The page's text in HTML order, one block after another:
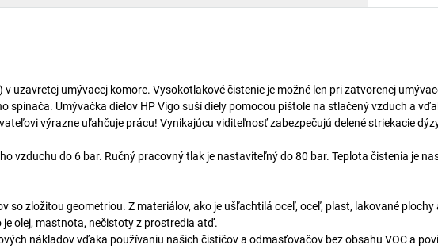
uzavretej umývacej komore. Vysokotlakové čistenie je možné len pri zatvorenej
spínača. Umývačka dielov HP Vigo suší diely pomocou pištole na stlačený vzduch a
výrazne uľahčuje prácu! Vynikajúcu viditeľnosť zabezpečujú delené striekacie
vzduchu do 6 bar. Ručný pracovný tlak je nastaviteľný do 80 bar. Teplota čistenia je
so zložitou geometriou. Z materiálov, ako je ušľachtilá oceľ, oceľ, plast, lakované plochy
olej, mastnota, nečistoty z prostredia atď.
nákladov vďaka používaniu našich čističov a odmasťovačov bez obsahu VOC a